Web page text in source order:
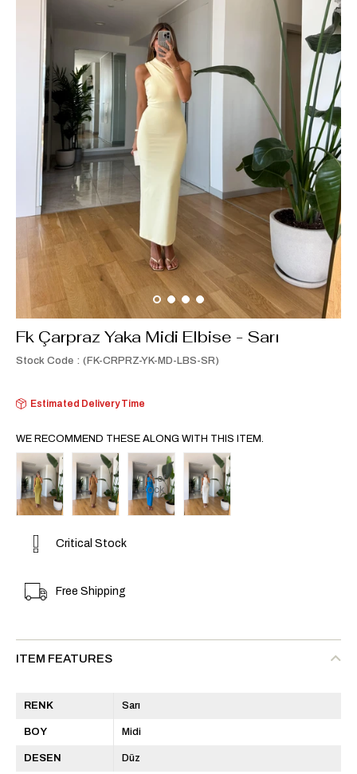
Fk Çarpraz Yaka Midi Elbise - Sarı
Stock Code (FK-CRPRZ-YK-MD-LBS-SR)
Estimated Delivery Time
WE RECOMMEND THESE ALONG WITH THIS ITEM.
Out of
stock
Critical Stock
Free Shipping
ITEM FEATURES
RENK Sarı
BOY Midi
DESEN Düz